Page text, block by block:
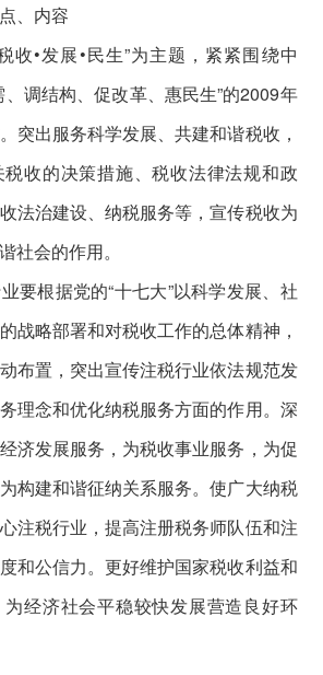
、内容
收•发展•民生”为主题，紧紧围绕中
调结构、促改革、惠民生”的2009年
突出服务科学发展、共建和谐税收，
收的决策措施、税收法律法规和政
法治建设、纳税服务等，宣传税收为
社会的作用。
要根据党的“十七大”以科学发展、社
战略部署和对税收工作的总体精神，
布置，突出宣传注税行业依法规范发
理念和优化纳税服务方面的作用。深
济发展服务，为税收事业服务，为促
构建和谐征纳关系服务。使广大纳税
注税行业，提高注册税务师队伍和注
和公信力。更好维护国家税收利益和
经济社会平稳较快发展营造良好环